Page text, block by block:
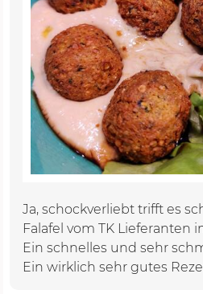
Ja, schockverliebt trifft es
Falafel vom TK Lieferanten
Ein schnelles und sehr
Ein wirklich sehr gutes